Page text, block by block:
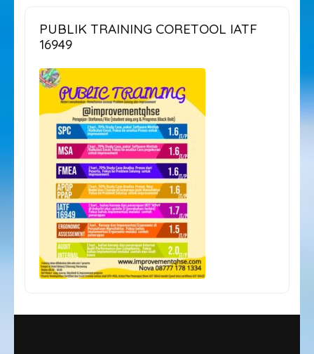
PUBLIK TRAINING CORETOOL IATF
16949